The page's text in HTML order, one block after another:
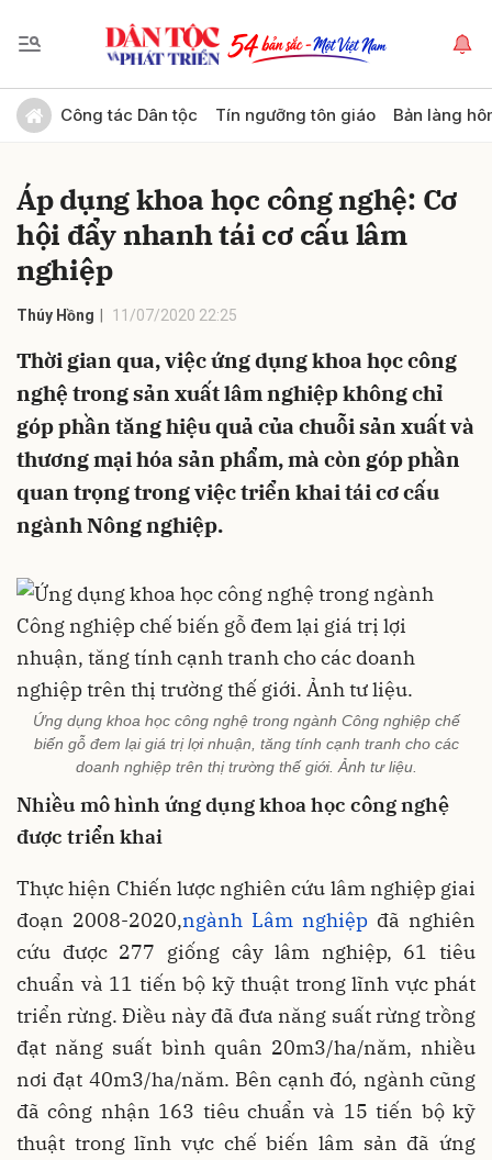
Công tác Dân tộc Tín ngưỡng tôn giáo Bản làng
Áp dụng khoa học công nghệ: Cơ
hội đẩy nhanh tái cơ cấu lâm
nghiệp
Thúy Hồng 11/07/2020 22:25
Thời gian qua, việc ứng dụng khoa học công
nghệ trong sản xuất lâm nghiệp không chỉ
góp phần tăng hiệu quả của chuỗi sản xuất và
thương mại hóa sản phẩm, mà còn góp phần
quan trọng trong việc triển khai tái cơ cấu
ngành Nông nghiệp.
Ứng dụng khoa học công nghệ trong ngành Công nghiệp chế
biến gỗ đem lại giá trị lợi nhuận, tăng tính cạnh tranh cho các
doanh nghiệp trên thị trường thế giới. Ảnh tư liệu.
Nhiều mô hình ứng dụng khoa học công nghệ
được triển khai
Thực hiện Chiến lược nghiên cứu lâm nghiệp giai
đoạn 2008-2020,ngành Lâm nghiệp đã nghiên
cứu được 277 giống cây lâm nghiệp, 61 tiêu
chuẩn và 11 tiến bộ kỹ thuật trong lĩnh vực phát
triển rừng. Điều này đã đưa năng suất rừng trồng
đạt năng suất bình quân 20m3/ha/năm, nhiều
nơi đạt 40m3/ha/năm. Bên cạnh đó, ngành cũng
đã công nhận 163 tiêu chuẩn và 15 tiến bộ kỹ
thuật trong lĩnh vực chế biến lâm sản đã ứng
Gửi bình luận